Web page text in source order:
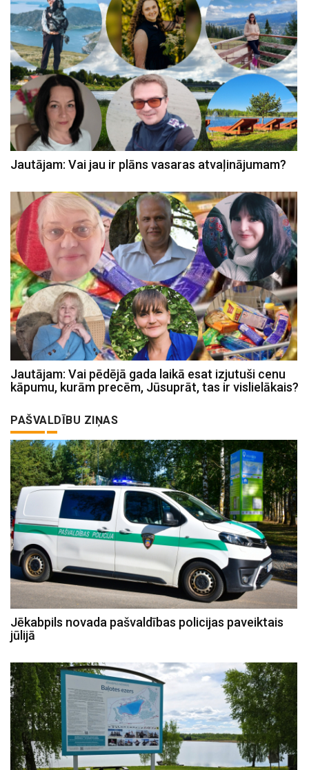
Jautājam: Vai jau ir plāns vasaras atvaļinājumam?
Jautājam: Vai pēdējā gada laikā esat izjutuši cenu
kāpumu, kurām precēm, Jūsuprāt, tas ir vislielākais?
PAŠVALDĪBU ZIŅAS
Jēkabpils novada pašvaldības policijas paveiktais
jūlijā